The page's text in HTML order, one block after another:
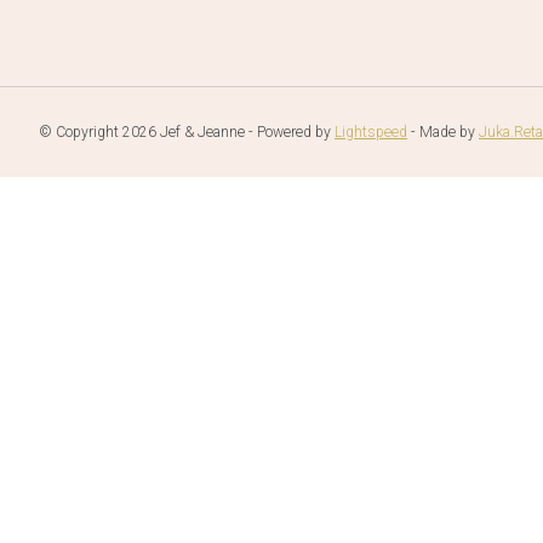
© Copyright 2026 Jef & Jeanne - Powered by Lightspeed - Made by